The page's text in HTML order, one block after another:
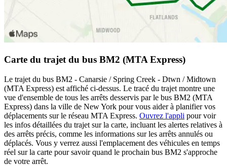
Carte du trajet du bus BM2 (MTA Express)
Le trajet du bus BM2 - Canarsie / Spring Creek - Dtwn / Midtown
(MTA Express) est affiché ci-dessus. Le tracé du trajet montre une
vue d'ensemble de tous les arrêts desservis par le bus BM2 (MTA
Express) dans la ville de New York pour vous aider à planifier vos
déplacements sur le réseau MTA Express. Ouvrez l'appli pour voir
les infos détaillées du trajet sur la carte, incluant les alertes relatives à
des arrêts précis, comme les informations sur les arrêts annulés ou
déplacés. Vous y verrez aussi l'emplacement des véhicules en temps
réel sur la carte pour savoir quand le prochain bus BM2 s'approche
de votre arrêt.